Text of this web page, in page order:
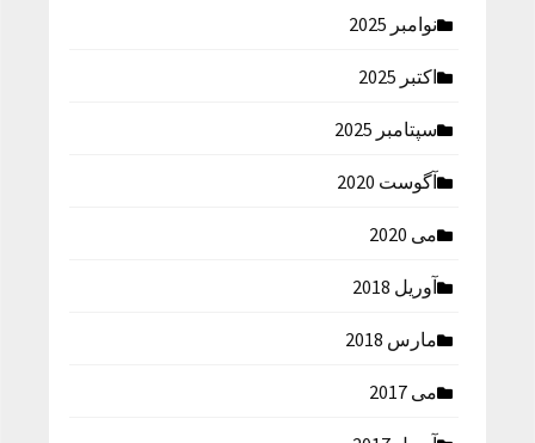
نوامبر 2025
اکتبر 2025
سپتامبر 2025
آگوست 2020
می 2020
آوریل 2018
مارس 2018
می 2017